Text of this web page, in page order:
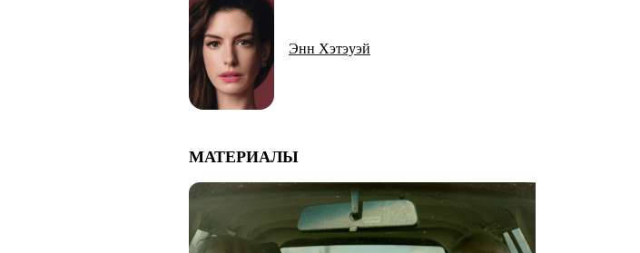
Энн Хэтэуэй
МАТЕРИАЛЫ